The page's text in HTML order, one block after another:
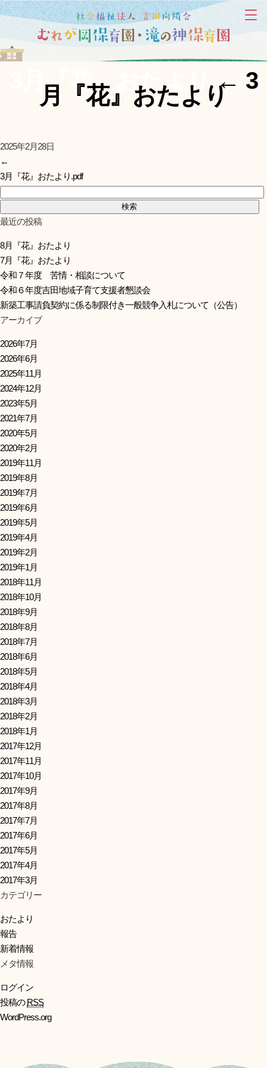
3月『花』おたより ← 3
月『花』おたより
2025年2月28日
←
3月『花』おたより.pdf
最近の投稿
8月『花』おたより
7月『花』おたより
令和７年度 苦情・相談について
令和６年度吉田地域子育て支援者懇談会
新築工事請負契約に係る制限付き一般競争入札について（公告）
アーカイブ
2026年7月
2026年6月
2025年11月
2024年12月
2023年5月
2021年7月
2020年5月
2020年2月
2019年11月
2019年8月
2019年7月
2019年6月
2019年5月
2019年4月
2019年2月
2019年1月
2018年11月
2018年10月
2018年9月
2018年8月
2018年7月
2018年6月
2018年5月
2018年4月
2018年3月
2018年2月
2018年1月
2017年12月
2017年11月
2017年10月
2017年9月
2017年8月
2017年7月
2017年6月
2017年5月
2017年4月
2017年3月
カテゴリー
おたより
報告
新着情報
メタ情報
ログイン
投稿のRSS
WordPress.org